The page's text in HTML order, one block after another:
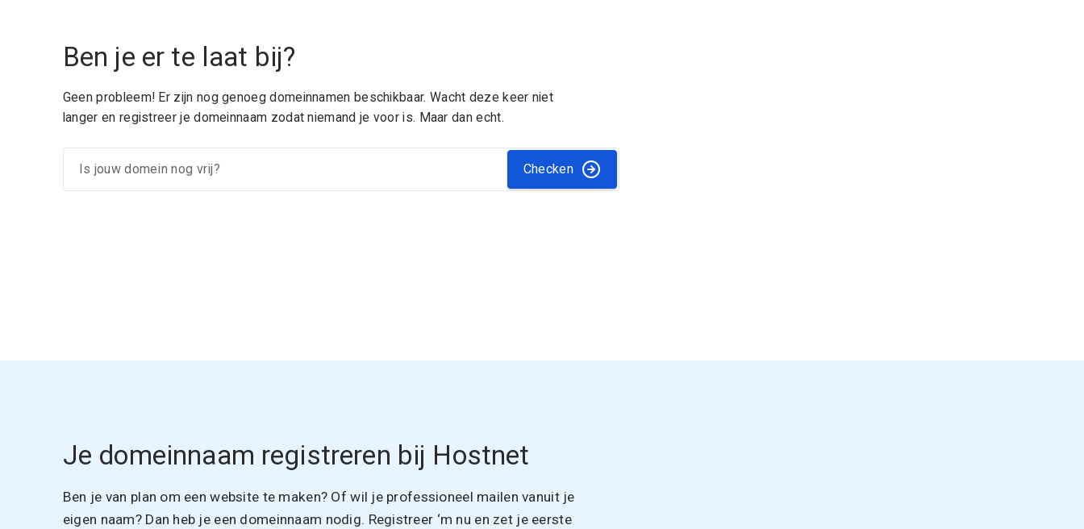
Ben je er te laat bij?
Geen probleem! Er zijn nog genoeg domeinnamen beschikbaar. Wacht deze keer niet
langer en registreer je domeinnaam zodat niemand je voor is. Maar dan echt.
Checken
Je domeinnaam registreren bij Hostnet
Ben je van plan om een website te maken? Of wil je professioneel mailen vanuit je
eigen naam? Dan heb je een domeinnaam nodig. Registreer ‘m nu en zet je eerste